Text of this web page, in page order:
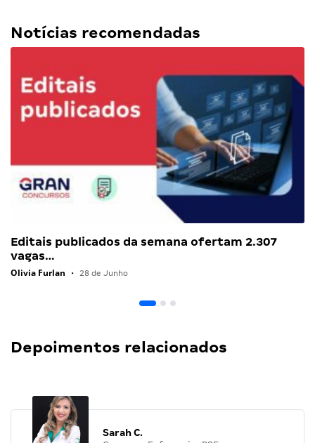
Notícias recomendadas
Editais publicados da semana ofertam 2.307
vagas…
Olivia Furlan • 28 de Junho
Depoimentos relacionados
Sarah C.